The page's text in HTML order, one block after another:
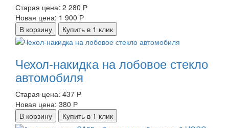
Старая цена: 2 280 Р
Новая цена: 1 900 Р
В корзину
Купить в 1 клик
Чехол-накидка на лобовое стекло
автомобиля
Старая цена: 437 Р
Новая цена: 380 Р
В корзину
Купить в 1 клик